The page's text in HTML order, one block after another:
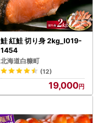
鮭 紅鮭 切り身 2kg_I019-
1454
北海道白糠町
(12)
19,000